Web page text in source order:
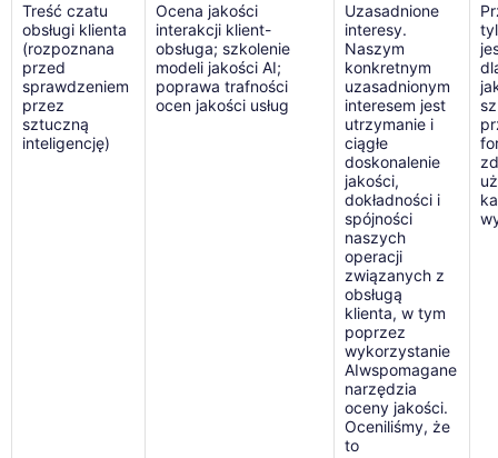
Treść czatu
obsługi klienta
(rozpoznana
przed
sprawdzeniem
przez
sztuczną
inteligencję)
Ocena jakości
interakcji klient-
obsługa; szkolenie
modeli jakości AI;
poprawa trafności
ocen jakości usług
Uzasadnione
interesy.
Naszym
konkretnym
uzasadnionym
interesem jest
utrzymanie i
ciągłe
doskonalenie
jakości,
dokładności i
spójności
naszych
operacji
związanych z
obsługą
klienta, w tym
poprzez
wykorzystanie
AIwspomagane
narzędzia
oceny jakości.
Oceniliśmy, że
to